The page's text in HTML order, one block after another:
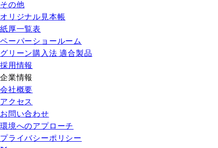
その他
オリジナル見本帳
紙厚一覧表
ペーパーショールーム
グリーン購入法 適合製品
採用情報
企業情報
会社概要
アクセス
お問い合わせ
環境へのアプローチ
プライバシーポリシー